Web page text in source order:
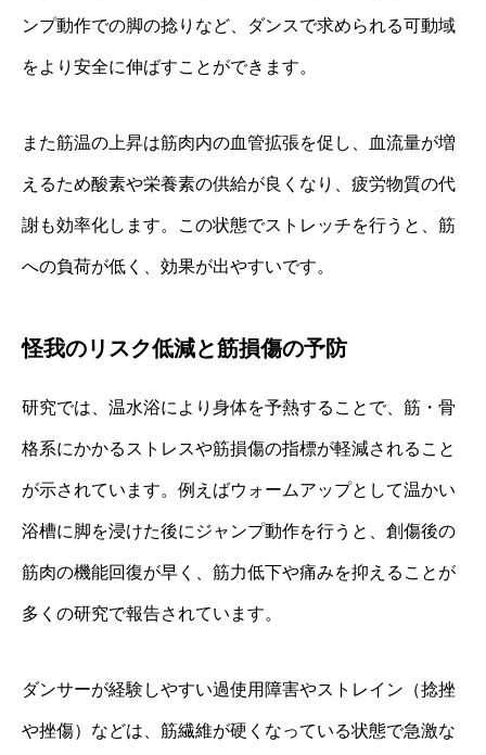
ンプ動作での脚の捻りなど、ダンスで求められる可動域
をより安全に伸ばすことができます。
また筋温の上昇は筋肉内の血管拡張を促し、血流量が増
えるため酸素や栄養素の供給が良くなり、疲労物質の代
謝も効率化します。この状態でストレッチを行うと、筋
への負荷が低く、効果が出やすいです。
怪我のリスク低減と筋損傷の予防
研究では、温水浴により身体を予熱することで、筋・骨
格系にかかるストレスや筋損傷の指標が軽減されること
が示されています。例えばウォームアップとして温かい
浴槽に脚を浸けた後にジャンプ動作を行うと、創傷後の
筋肉の機能回復が早く、筋力低下や痛みを抑えることが
多くの研究で報告されています。
ダンサーが経験しやすい過使用障害やストレイン（捻挫
や挫傷）などは、筋繊維が硬くなっている状態で急激な